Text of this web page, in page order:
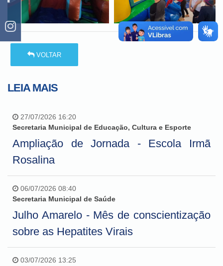
VOLTAR
LEIA MAIS
27/07/2026 16:20
Secretaria Municipal de Educação, Cultura e Esporte
Ampliação de Jornada - Escola Irmã
Rosalina
06/07/2026 08:40
Secretaria Municipal de Saúde
Julho Amarelo - Mês de conscientização
sobre as Hepatites Virais
03/07/2026 13:25